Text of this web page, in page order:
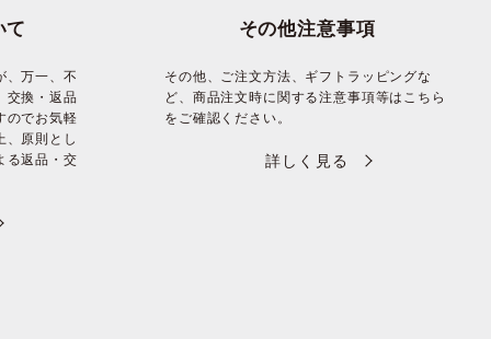
て
、万一、不
交換・返品
のでお気軽
、原則とし
る返品・交
その他注意事項
その他、ご注文方法、ギフトラッピングな
ど、商品注文時に関する注意事項等はこちら
をご確認ください。
詳しく見る